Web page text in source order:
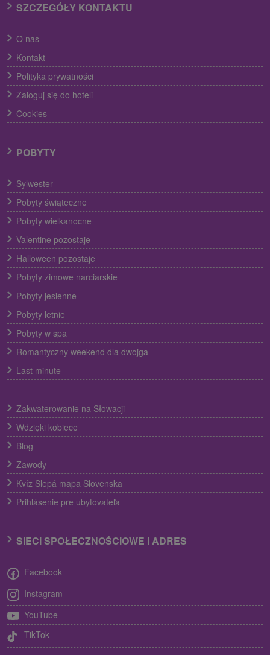
SZCZEGÓŁY KONTAKTU
O nas
Kontakt
Polityka prywatności
Zaloguj się do hoteli
Cookies
POBYTY
Sylwester
Pobyty świąteczne
Pobyty wielkanocne
Valentine pozostaje
Halloween pozostaje
Pobyty zimowe narciarskie
Pobyty jesienne
Pobyty letnie
Pobyty w spa
Romantyczny weekend dla dwojga
Last minute
Zakwaterowanie na Słowacji
Wdzięki kobiece
Blog
Zawody
Kvíz Slepá mapa Slovenska
Prihlásenie pre ubytovateľa
SIECI SPOŁECZNOŚCIOWE I ADRES
Facebook
Instagram
YouTube
TikTok